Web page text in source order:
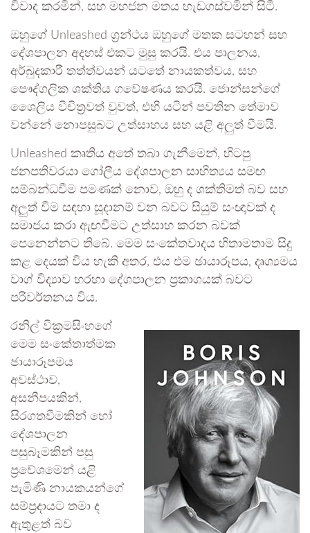
විවාද කරමින්, සහ මහජන මතය හැඩගස්වමින් සිටී.
ඔහුගේ Unleashed ග්‍රන්ථය ඔහුගේ මතක සටහන් සහ
දේශපාලන අදහස් එකට මුසු කරයි. එය පාලනය,
අර්බුදකාරී තත්ත්වයන් යටතේ නායකත්වය, සහ
පෞද්ගලික ශක්තිය ගවේෂණය කරයි. ජොන්සන්ගේ
ශෛලිය විචිත්‍රවත් වුවත්, එහි යටින් පවතින තේමාව
වන්නේ නොපසුබට උත්සාහය සහ යළි අලුත් වීමයි.
Unleashed කෘතිය අතේ තබා ගැනීමෙන්, හිටපු
ජනපතිවරයා ගෝලීය දේශපාලන සාහිත්‍යය සමඟ
සම්බන්ධවීම පමණක් නොව, ඔහු ද ශක්තිමත් බව සහ
අලුත් වීම සඳහා සූදානම් වන බවට සියුම් සංඥාවක් ද
සමාජය කරා ඇඟවීමට උත්සාහ කරන බවක්
පෙනෙන්නට තිබේ. මෙම සංකේතවාදය හිතාමතාම සිදු
කළ දෙයක් විය හැකි අතර, එය එම ඡායාරූපය, දෘශ්‍යමය
වාග් විද්‍යාව හරහා දේශපාලන ප්‍රකාශයක් බවට
පරිවර්තනය විය.
රනිල් වික්‍රමසිංහගේ
මෙම සංකේතාත්මක
ඡායාරූපමය
අවස්ථාව,
අසනීපයකින්,
සිරගතවීමකින් හෝ
දේශපාලන
පසුබෑමකින් පසු
ප්‍රවේශමෙන් යළි
පැමිණි නායකයන්ගේ
සම්ප්‍රදායට තමා ද
ඇතුළත් බව